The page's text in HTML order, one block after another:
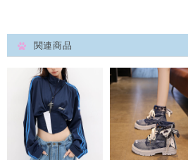
関連商品